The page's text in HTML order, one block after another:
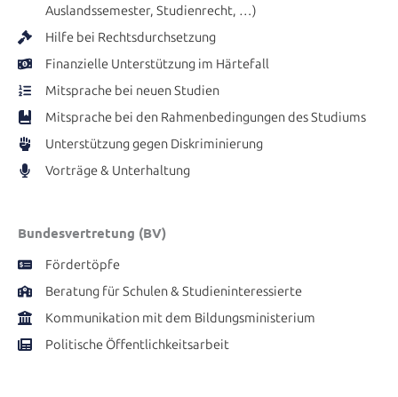
Auslandssemester, Studienrecht, …)
Hilfe bei Rechtsdurchsetzung
Finanzielle Unterstützung im Härtefall
Mitsprache bei neuen Studien
Mitsprache bei den Rahmenbedingungen des Studiums
Unterstützung gegen Diskriminierung
Vorträge & Unterhaltung
Bundesvertretung (BV)
Fördertöpfe
Beratung für Schulen & Studieninteressierte
Kommunikation mit dem Bildungsministerium
Politische Öffentlichkeitsarbeit